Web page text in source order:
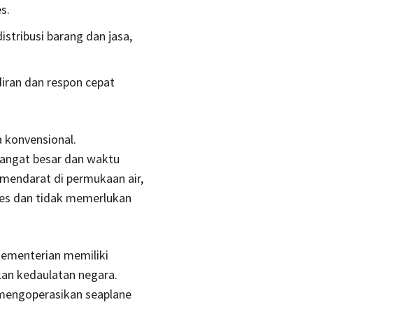
barang dan jasa,
dan respon cepat
besar dan waktu
di permukaan air,
dan tidak memerlukan
memiliki
kedaulatan negara.
seaplane